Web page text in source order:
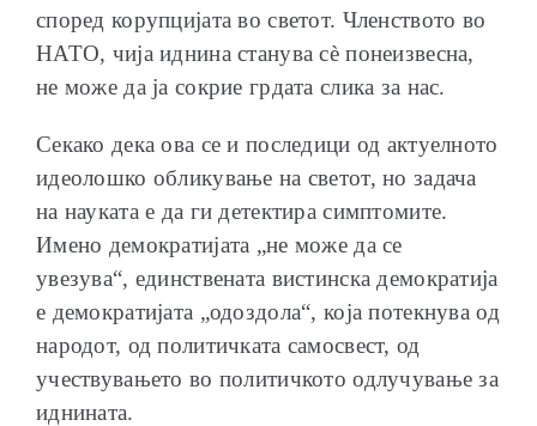
според корупцијата во светот. Членството во
НАТО, чија иднина станува сè понеизвесна,
не може да ја сокрие грдата слика за нас.
Секако дека ова се и последици од актуелното
идеолошко обликување на светот, но задача
на науката е да ги детектира симптомите.
Имено демократијата „не може да се
увезува“, единствената вистинска демократија
е демократијата „одоздола“, која потекнува од
народот, од политичката самосвест, од
учествувањето во политичкото одлучување за
иднината.